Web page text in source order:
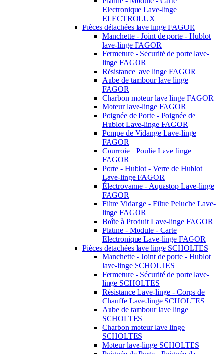
Electronique Lave-linge
ELECTROLUX
Pièces détachées lave linge FAGOR
Manchette - Joint de porte - Hublot
lave-linge FAGOR
Fermeture - Sécurité de porte lave-
linge FAGOR
Résistance lave linge FAGOR
Aube de tambour lave linge
FAGOR
Charbon moteur lave linge FAGOR
Moteur lave-linge FAGOR
Poignée de Porte - Poignée de
Hublot Lave-linge FAGOR
Pompe de Vidange Lave-linge
FAGOR
Courroie - Poulie Lave-linge
FAGOR
Porte - Hublot - Verre de Hublot
Lave-linge FAGOR
Électrovanne - Aquastop Lave-linge
FAGOR
Filtre Vidange - Filtre Peluche Lave-
linge FAGOR
Boîte à Produit Lave-linge FAGOR
Platine - Module - Carte
Electronique Lave-linge FAGOR
Pièces détachées lave linge SCHOLTES
Manchette - Joint de porte - Hublot
lave-linge SCHOLTES
Fermeture - Sécurité de porte lave-
linge SCHOLTES
Résistance Lave-linge - Corps de
Chauffe Lave-linge SCHOLTES
Aube de tambour lave linge
SCHOLTES
Charbon moteur lave linge
SCHOLTES
Moteur lave-linge SCHOLTES